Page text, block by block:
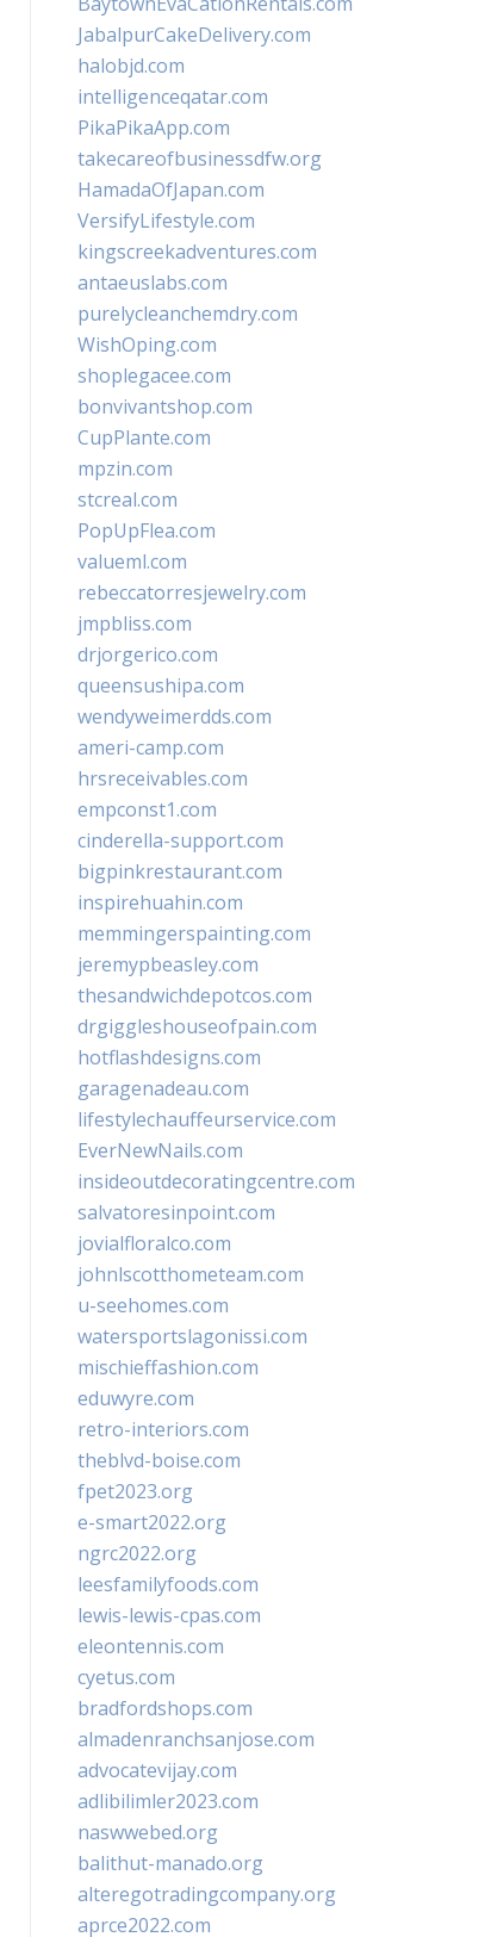
JabalpurCakeDelivery.com
halobjd.com
intelligenceqatar.com
PikaPikaApp.com
takecareofbusinessdfw.org
HamadaOfJapan.com
VersifyLifestyle.com
kingscreekadventures.com
antaeuslabs.com
purelycleanchemdry.com
WishOping.com
shoplegacee.com
bonvivantshop.com
CupPlante.com
mpzin.com
stcreal.com
PopUpFlea.com
valueml.com
rebeccatorresjewelry.com
jmpbliss.com
drjorgerico.com
queensushipa.com
wendyweimerdds.com
ameri-camp.com
hrsreceivables.com
empconst1.com
cinderella-support.com
bigpinkrestaurant.com
inspirehuahin.com
memmingerspainting.com
jeremypbeasley.com
thesandwichdepotcos.com
drgiggleshouseofpain.com
hotflashdesigns.com
garagenadeau.com
lifestylechauffeurservice.com
EverNewNails.com
insideoutdecoratingcentre.com
salvatoresinpoint.com
jovialfloralco.com
johnlscotthometeam.com
u-seehomes.com
watersportslagonissi.com
mischieffashion.com
eduwyre.com
retro-interiors.com
theblvd-boise.com
fpet2023.org
e-smart2022.org
ngrc2022.org
leesfamilyfoods.com
lewis-lewis-cpas.com
eleontennis.com
cyetus.com
bradfordshops.com
almadenranchsanjose.com
advocatevijay.com
adlibilimler2023.com
naswwebed.org
balithut-manado.org
alteregotradingcompany.org
aprce2022.com